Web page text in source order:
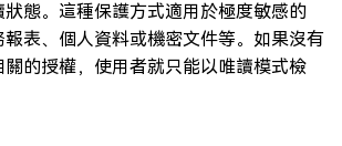
態。這種保護方式適用於極度敏感的
表、個人資料或機密文件等。如果沒有
關的授權，使用者就只能以唯讀模式檢